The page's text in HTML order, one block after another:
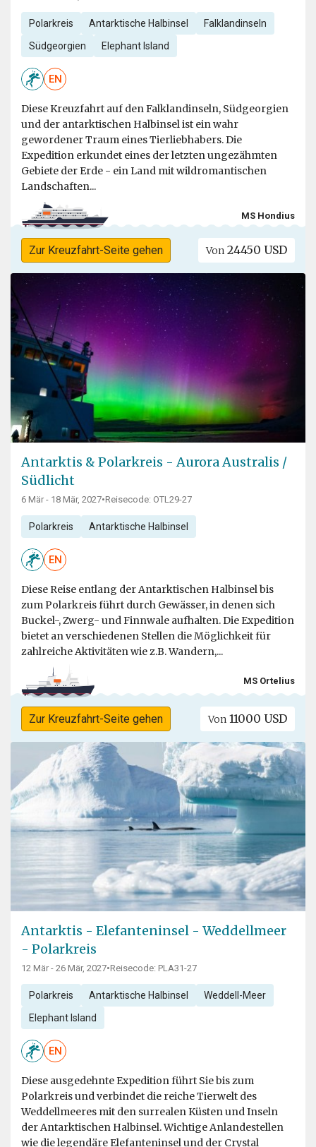
Polarkreis Antarktische Halbinsel Falklandinseln
Südgeorgien Elephant Island
EN
Diese Kreuzfahrt auf den Falklandinseln, Südgeorgien
und der antarktischen Halbinsel ist ein wahr
gewordener Traum eines Tierliebhabers. Die
Expedition erkundet eines der letzten ungezähmten
Gebiete der Erde - ein Land mit wildromantischen
Landschaften...
MS Hondius
Zur Kreuzfahrt-Seite gehen Von 24450 USD
Antarktis & Polarkreis - Aurora Australis /
Südlicht
6 Mär - 18 Mär, 2027•Reisecode: OTL29-27
Polarkreis Antarktische Halbinsel
EN
Diese Reise entlang der Antarktischen Halbinsel bis
zum Polarkreis führt durch Gewässer, in denen sich
Buckel-, Zwerg- und Finnwale aufhalten. Die Expedition
bietet an verschiedenen Stellen die Möglichkeit für
zahlreiche Aktivitäten wie z.B. Wandern,...
MS Ortelius
Zur Kreuzfahrt-Seite gehen Von 11000 USD
Antarktis - Elefanteninsel - Weddellmeer
- Polarkreis
12 Mär - 26 Mär, 2027•Reisecode: PLA31-27
Polarkreis Antarktische Halbinsel Weddell-Meer
Elephant Island
EN
Diese ausgedehnte Expedition führt Sie bis zum
Polarkreis und verbindet die reiche Tierwelt des
Weddellmeeres mit den surrealen Küsten und Inseln
der Antarktischen Halbinsel. Wichtige Anlandestellen
wie die legendäre Elefanteninsel und der Crystal